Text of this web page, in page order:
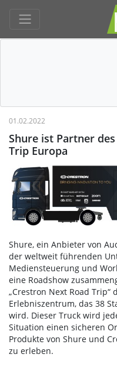
01.02.2022
Shure ist Partner
Trip Europa
Shure, ein Anbieter von
der weltweit führenden
Mediensteuerung und
eine Roadshow
„Crestron Next Road
Erlebniszentrum, das 38
wird. Dieser Truck wird
Situation einen sicheren
Produkte von Shure und
zu erleben.